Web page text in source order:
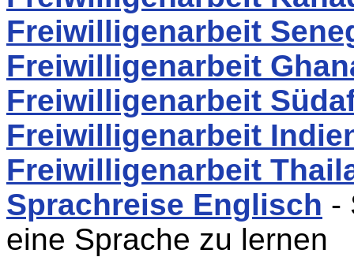
Freiwilligenarbeit
Freiwilligenarbeit
Freiwilligenarbeit
Freiwilligenarbeit
Freiwilligenarbeit
Sprachreise Englisch -
eine Sprache zu lernen